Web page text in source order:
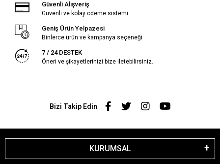
Güvenli Alışveriş
Güvenli ve kolay ödeme sistemi
Geniş Ürün Yelpazesi
Binlerce ürün ve kampanya seçeneği
7 / 24 DESTEK
Öneri ve şikayetlerinizi bize iletebilirsiniz.
Bizi Takip Edin
KURUMSAL